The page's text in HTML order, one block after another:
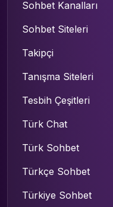
Sohbet Kanalları
Sohbet Siteleri
Takipçi
Tanışma Siteleri
Tesbih Çeşitleri
Türk Chat
Türk Sohbet
Türkçe Sohbet
Türkiye Sohbet